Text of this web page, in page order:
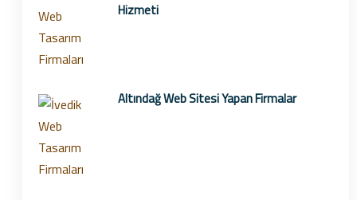
Hizmeti
Altındağ Web Sitesi Yapan Firmalar